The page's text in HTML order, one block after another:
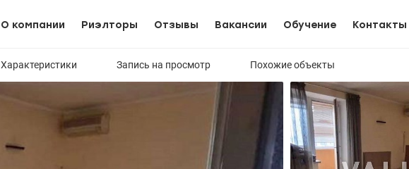
О компании Риэлторы Отзывы Вакансии Обучение Контакты
Характеристики Запись на просмотр Похожие объекты